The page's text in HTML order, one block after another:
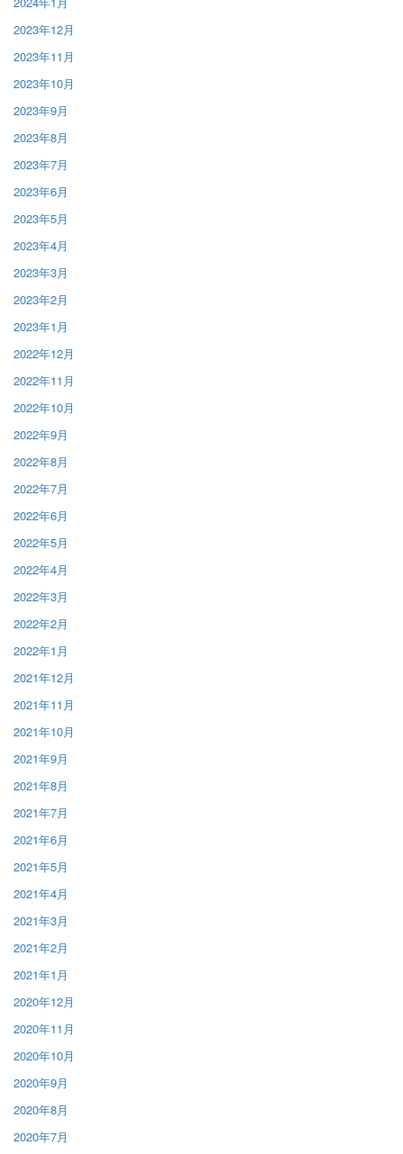
2023年12月
2023年11月
2023年10月
2023年9月
2023年8月
2023年7月
2023年6月
2023年5月
2023年4月
2023年3月
2023年2月
2023年1月
2022年12月
2022年11月
2022年10月
2022年9月
2022年8月
2022年7月
2022年6月
2022年5月
2022年4月
2022年3月
2022年2月
2022年1月
2021年12月
2021年11月
2021年10月
2021年9月
2021年8月
2021年7月
2021年6月
2021年5月
2021年4月
2021年3月
2021年2月
2021年1月
2020年12月
2020年11月
2020年10月
2020年9月
2020年8月
2020年7月